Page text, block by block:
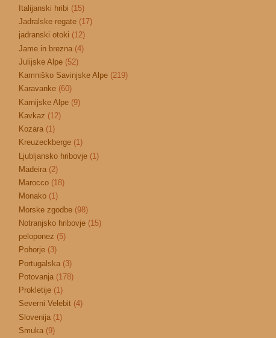
Italijanski hribi (15)
Jadralske regate (17)
jadranski otoki (12)
Jame in brezna (4)
Julijske Alpe (52)
Kamniško Savinjske Alpe (219)
Karavanke (60)
Karnijske Alpe (9)
Kavkaz (12)
Kozara (1)
Kreuzeckberge (1)
Ljubljansko hribovje (1)
Madeira (2)
Marocco (18)
Monako (1)
Morske zgodbe (98)
Notranjsko hribovje (15)
peloponez (5)
Pohorje (3)
Portugalska (3)
Potovanja (178)
Prokletije (1)
Severni Velebit (4)
Slovenija (1)
Smuka (9)